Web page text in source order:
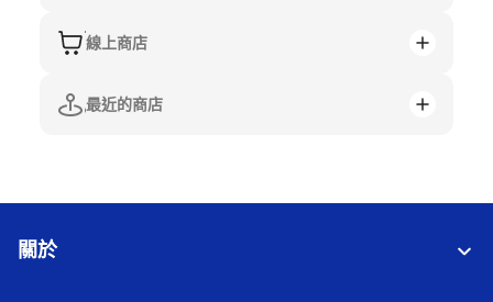
線上商店
最近的商店
關於